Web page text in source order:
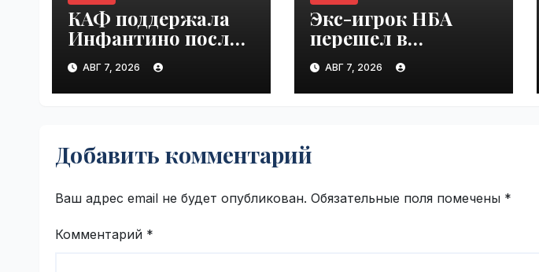
КАФ поддержала
Инфантино после
встречи ФИФА в
Марокко |
VseTime.ru
АВГ 7, 2026
Экс-игрок НБА
перешел в
"Локомотив-
Кубань" |
VseTime.ru
АВГ 7, 2026
Добавить комментарий
Ваш адрес email не будет опубликован. Обязательные поля помечены *
Комментарий *